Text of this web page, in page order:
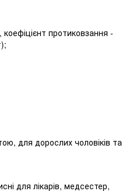
коефіцієнт протиковзання -
для дорослих чоловіків та
для лікарів, медсестер,